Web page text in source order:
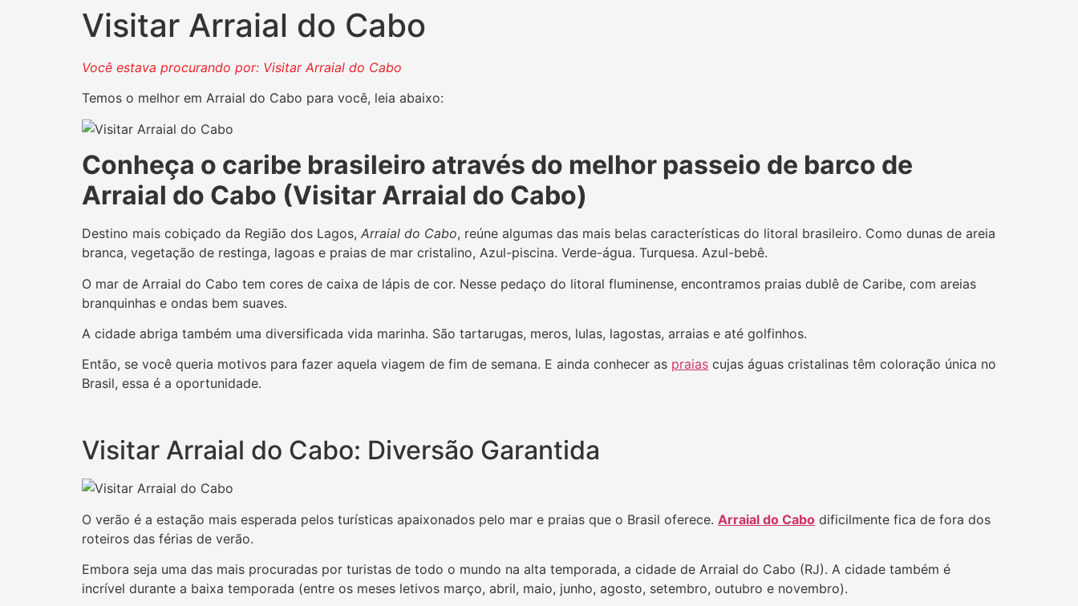
Visitar Arraial do Cabo
Você estava procurando por: Visitar Arraial do Cabo
Temos o melhor em Arraial do Cabo para você, leia abaixo:
Conheça o caribe brasileiro através do melhor passeio de barco de
Arraial do Cabo (Visitar Arraial do Cabo)
Destino mais cobiçado da Região dos Lagos, Arraial do Cabo, reúne algumas das mais belas características do litoral brasileiro. Como dunas de areia
branca, vegetação de restinga, lagoas e praias de mar cristalino, Azul-piscina. Verde-água. Turquesa. Azul-bebê.
O mar de Arraial do Cabo tem cores de caixa de lápis de cor. Nesse pedaço do litoral fluminense, encontramos praias dublê de Caribe, com areias
branquinhas e ondas bem suaves.
A cidade abriga também uma diversificada vida marinha. São tartarugas, meros, lulas, lagostas, arraias e até golfinhos.
Então, se você queria motivos para fazer aquela viagem de fim de semana. E ainda conhecer as praias cujas águas cristalinas têm coloração única no
Brasil, essa é a oportunidade.
Visitar Arraial do Cabo: Diversão Garantida
O verão é a estação mais esperada pelos turísticas apaixonados pelo mar e praias que o Brasil oferece. Arraial do Cabo dificilmente fica de fora dos
roteiros das férias de verão.
Embora seja uma das mais procuradas por turistas de todo o mundo na alta temporada, a cidade de Arraial do Cabo (RJ). A cidade também é
incrível durante a baixa temporada (entre os meses letivos março, abril, maio, junho, agosto, setembro, outubro e novembro).